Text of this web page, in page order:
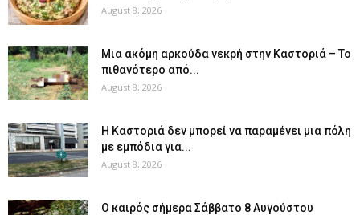
August 8, 2026
Μια ακόμη αρκούδα νεκρή στην Καστοριά – Το
πιθανότερο από...
August 8, 2026
Η Καστοριά δεν μπορεί να παραμένει μια πόλη
με εμπόδια για...
August 8, 2026
Ο καιρός σήμερα Σάββατο 8 Αυγούστου